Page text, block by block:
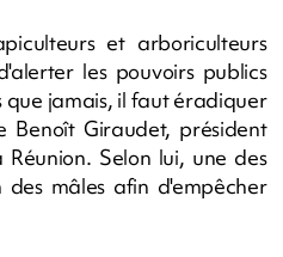
et arboriculteurs
les pouvoirs publics
que jamais, il faut éradiquer
Benoît Giraudet, président
Selon lui, une des
des mâles afin d'empêcher